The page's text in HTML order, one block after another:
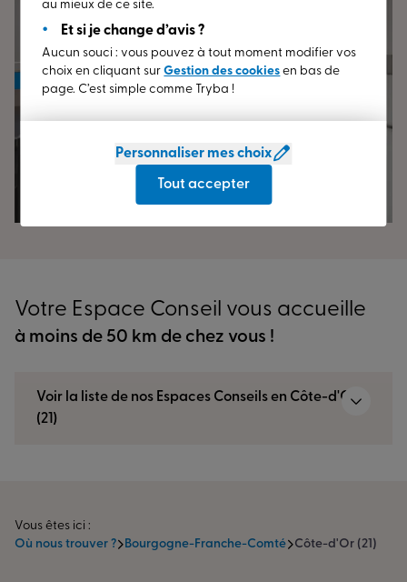
Votre Espace Conseil vous accueille
à moins de 50 km de chez vous !
Voir la liste de nos Espaces Conseils en Côte-d'Or
(21)
Vous êtes ici :
Où nous trouver ?
Bourgogne-Franche-Comté Côte-d'Or (21)
au mieux de ce site.
Et si je change d’avis ?
Aucun souci : vous pouvez à tout moment modifier vos
choix en cliquant surGestion des cookies en bas de
page. C’est simple comme Tryba !
Personnaliser mes choix
Tout accepter